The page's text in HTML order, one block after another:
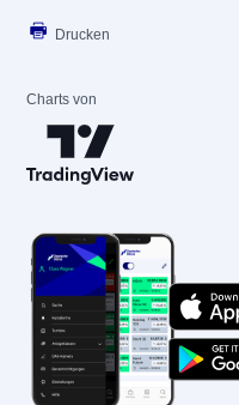
Drucken
Charts von